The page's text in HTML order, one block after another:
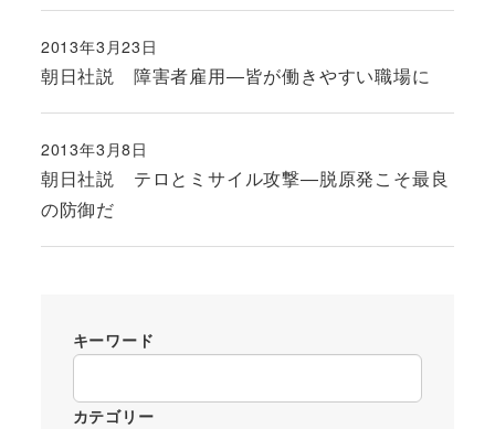
朝日社説 障害者雇用―皆が働きやすい職場に
投稿日
2013年3月23日
朝日社説 テロとミサイル攻撃―脱原発こそ最良
の防御だ
投稿日
2013年3月8日
キーワード
カテゴリー